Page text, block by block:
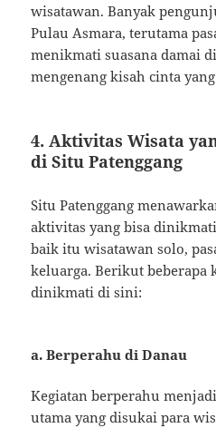
wisatawan. Banyak
Pulau Asmara, terutama
menikmati suasana damai
mengenang kisah cinta
4. Aktivitas Wisata
di Situ Patenggang
Situ Patenggang
aktivitas yang bisa
baik itu wisatawan solo,
keluarga. Berikut beberapa
dinikmati di sini:
a. Berperahu di Danau
Kegiatan berperahu
utama yang disukai para